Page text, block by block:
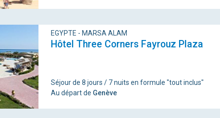
EGYPTE - MARSA ALAM
Hôtel Three Corners Fayrouz Plaza
Séjour de 8 jours / 7 nuits en formule "tout inclus"
Au départ de Genève